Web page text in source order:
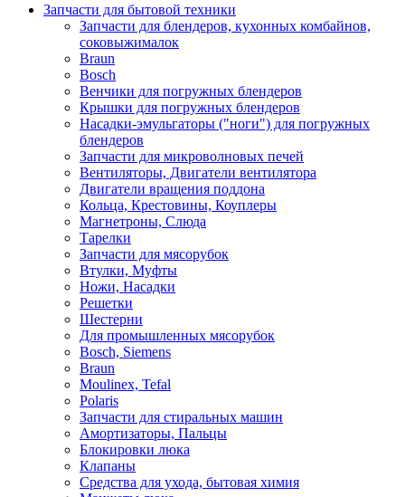
Запчасти для бытовой техники
Запчасти для блендеров, кухонных комбайнов,
соковыжималок
Braun
Bosch
Венчики для погружных блендеров
Крышки для погружных блендеров
Насадки-эмульгаторы ("ноги") для погружных
блендеров
Запчасти для микроволновых печей
Вентиляторы, Двигатели вентилятора
Двигатели вращения поддона
Кольца, Крестовины, Коуплеры
Магнетроны, Слюда
Тарелки
Запчасти для мясорубок
Втулки, Муфты
Ножи, Насадки
Решетки
Шестерни
Для промышленных мясорубок
Bosch, Siemens
Braun
Moulinex, Tefal
Polaris
Запчасти для стиральных машин
Амортизаторы, Пальцы
Блокировки люка
Клапаны
Средства для ухода, бытовая химия